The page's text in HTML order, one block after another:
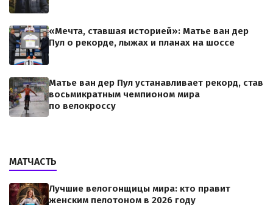
«Мечта, ставшая историей»: Матье ван дер
Пул о рекорде, лыжах и планах на шоссе
Матье ван дер Пул устанавливает рекорд, став
восьмикратным чемпионом мира
по велокроссу
МАТЧАСТЬ
Лучшие велогонщицы мира: кто правит
женским пелотоном в 2026 году